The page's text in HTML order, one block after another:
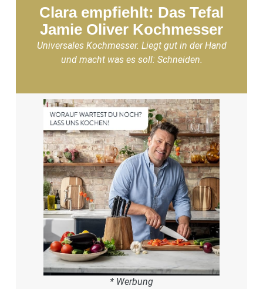
Clara empfiehlt: Das Tefal
Jamie Oliver Kochmesser
Universales Kochmesser. Liegt gut in der Hand
und macht was es soll: Schneiden.
* Werbung